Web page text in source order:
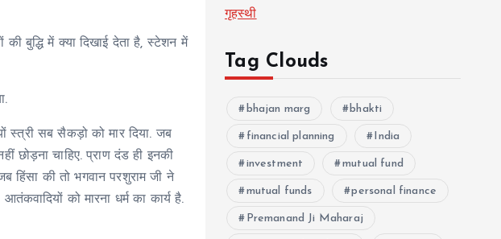
बुद्धि में क्या दिखाई देता है, स्टेशन में
स्त्री सब सैकड़ो को मार दिया. जब
छोड़ना चाहिए. प्राण दंड ही इनकी
हिंसा की तो भगवान परशुराम जी ने
को मारना धर्म का कार्य है.
गृहस्थी
Tag Clouds
bhajan marg bhakti
financial planning India
investment mutual fund
mutual funds personal finance
Premanand Ji Maharaj